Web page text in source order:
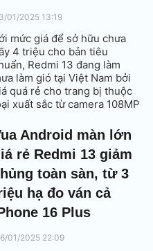
01/2025 13:19
mức giá để sở hữu chưa
4 triệu cho bản tiêu
Redmi 13 đang làm
làm gió tại Việt Nam bởi
quá rẻ cho trang bị thuộc
xuất sắc từ camera 108MP
đầu iPhone 16.
Android màn lớn
rẻ Redmi 13 giảm
toàn sàn, từ 3
hạ đo ván cả
16 Plus
01/2025 22:09